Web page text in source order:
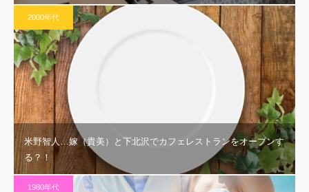
2000年代
米野智人…嫁（貴美）と下北沢でカフェレストランをオープンす
る？！
1980年代